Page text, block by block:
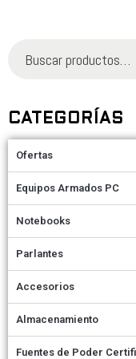
CATEGORÍAS
Ofertas
Equipos Armados PC
Notebooks
Parlantes
Accesorios
Almacenamiento
Fuentes de Poder